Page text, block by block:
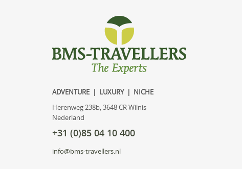
ADVENTURE | LUXURY | NICHE
Herenweg 238b, 3648 CR Wilnis
Nederland
+31 (0)85 04 10 400
info@bms-travellers.nl